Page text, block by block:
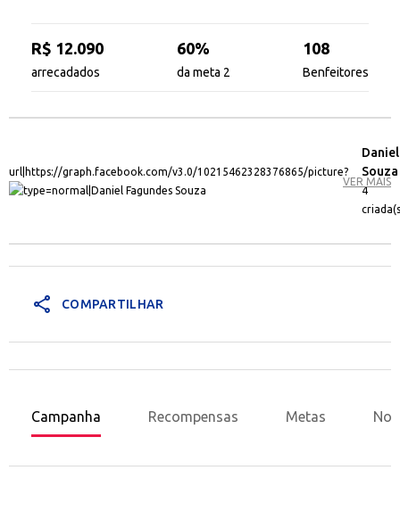
R$ 12.090
arrecadados
60%
da meta 2
108
Benfeitores
Souza
4
VER MAIS
share COMPARTILHAR
Campanha Recompensas Metas